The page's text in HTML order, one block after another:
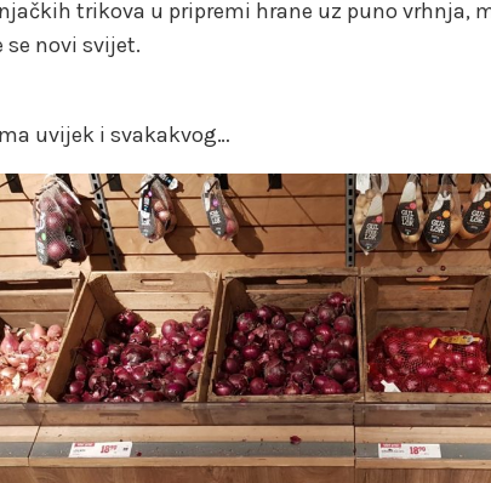
trikova u pripremi hrane uz puno vrhnja,
se novi svijet.
uvijek i svakakvog…